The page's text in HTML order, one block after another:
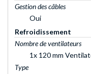
Gestion des câbles
Oui
Refroidissement
Nombre de ventilateurs
1x 120 mm
Type